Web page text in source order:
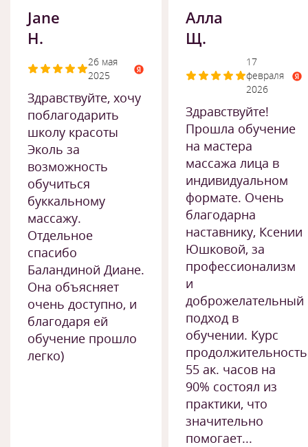
Jane
H.
26 мая
2025
Здравствуйте, хочу
поблагодарить
школу красоты
Эколь за
возможность
обучиться
буккальному
массажу.
Отдельное
спасибо
Баландиной Диане.
Она объясняет
очень доступно, и
благодаря ей
обучение прошло
легко)
Алла
Щ.
17
февраля
2026
Здравствуйте!
Прошла обучение
на мастера
массажа лица в
индивидуальном
формате. Очень
благодарна
наставнику, Ксении
Юшковой, за
профессионализм
и
доброжелательный
подход в
обучении. Курс
55 ак. часов на
90% состоял из
практики, что
значительно
помогает...